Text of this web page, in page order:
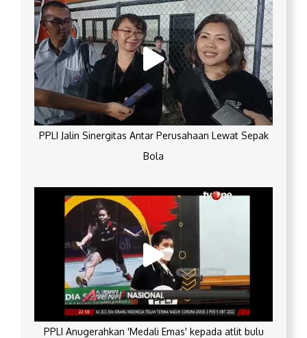
PPLI Jalin Sinergitas Antar Perusahaan Lewat Sepak
Bola
PPLI Anugerahkan 'Medali Emas' kepada atlit bulu